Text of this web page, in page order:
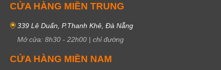
CỬA HÀNG MIỀN TRUNG
339 Lê Duẩn, P.Thanh Khê, Đà Nẵng
Mở cửa: 8h30 - 22h00 | chỉ đường
CỬA HÀNG MIỀN NAM